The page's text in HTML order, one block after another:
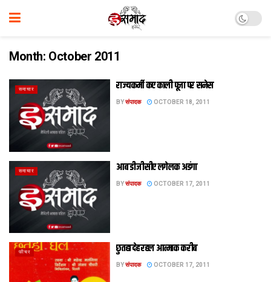
Month: October 2011
समाचार राज्यकर्मी कए काली पूजा पर सनेस
BYसंपादक OCTOBER 18, 2011
समाचार आब डीजीसीए लगेलक अडंगा
BYसंपादक OCTOBER 17, 2011
फीचर छुतहा देह रहल आत्‍माक करीब
BYसंपादक OCTOBER 17, 2011